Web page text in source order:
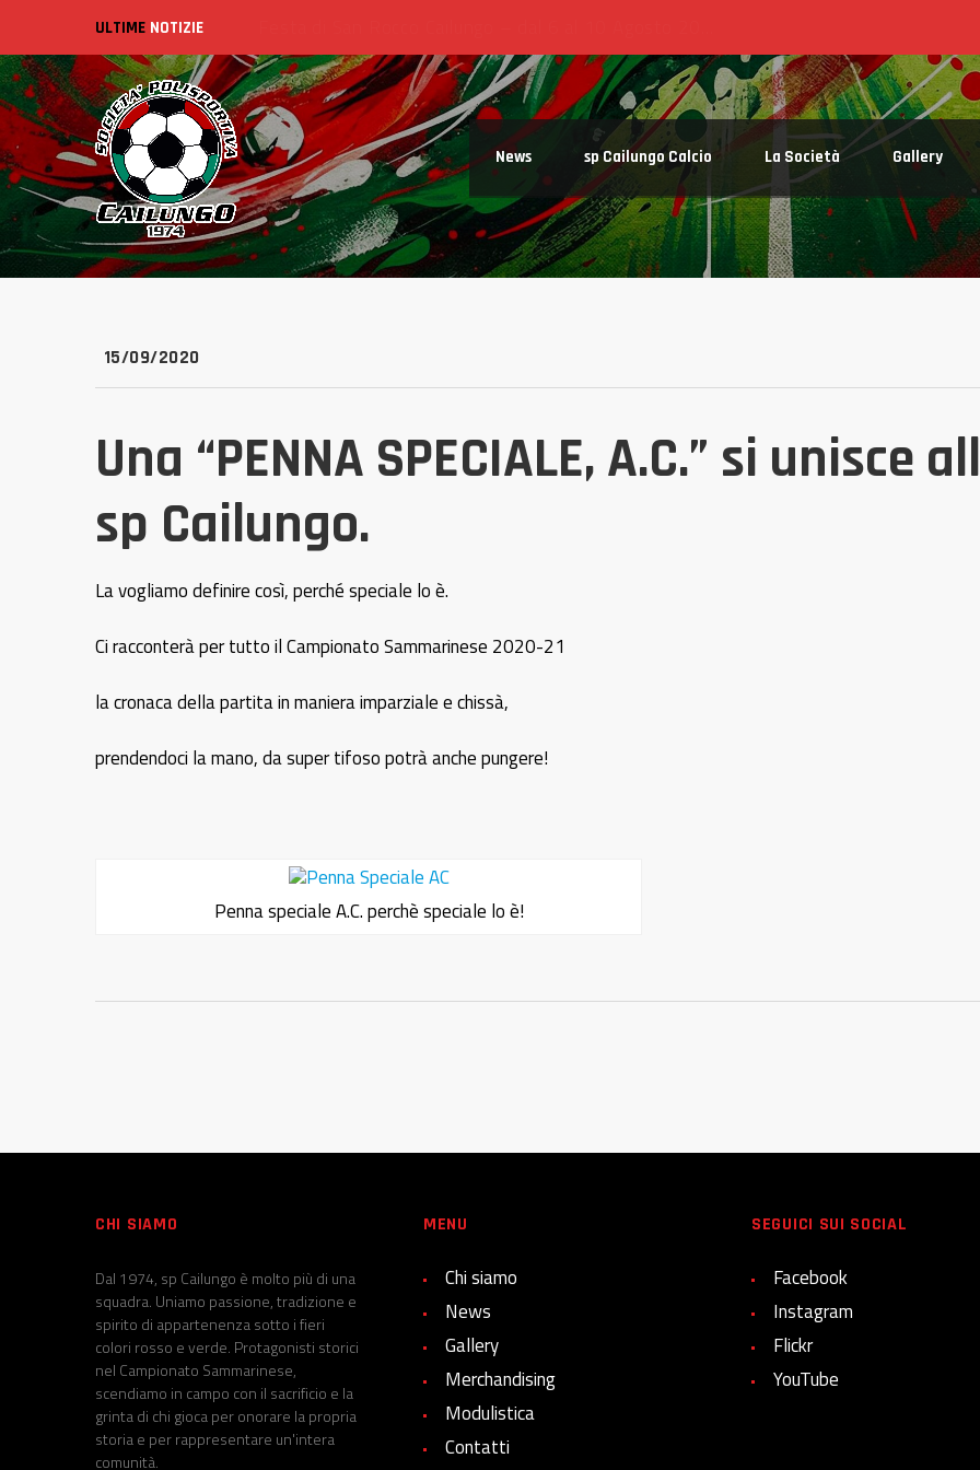
ULTIME NOTIZIE
News sp Cailungo Calcio La Società Gallery
15/09/2020
Una “PENNA SPECIALE, A.C.” si
sp Cailungo.
La vogliamo definire così, perché speciale lo è.
Ci racconterà per tutto il Campionato Sammarinese 2020-21
la cronaca della partita in maniera imparziale e chissà,
prendendoci la mano, da super tifoso potrà anche pungere!
Penna speciale A.C. perchè speciale lo è!
CHI SIAMO
Dal 1974, sp Cailungo è molto più di una
squadra. Uniamo passione, tradizione e
spirito di appartenenza sotto i fieri
colori rosso e verde. Protagonisti storici
nel Campionato Sammarinese,
scendiamo in campo con il sacrificio e la
grinta di chi gioca per onorare la propria
storia e per rappresentare un'intera
comunità.
MENU
Chi siamo
News
Gallery
Merchandising
Modulistica
Contatti
SEGUICI SUI SOCIAL
Facebook
Instagram
Flickr
YouTube